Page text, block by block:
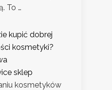
To …
kupić dobrej
kosmetyki?
sklep
kosmetyków